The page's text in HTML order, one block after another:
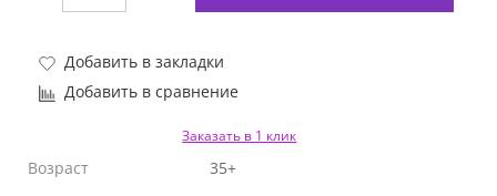
Добавить в закладки
Добавить в сравнение
Заказать в 1 клик
Возраст
35+